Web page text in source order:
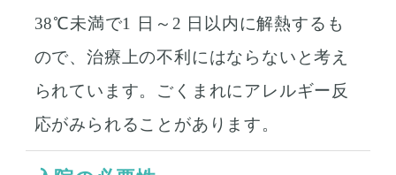
38℃未満で1 日～2 日以内に解熱するも
ので、治療上の不利にはならないと考え
られています。ごくまれにアレルギー反
応がみられることがあります。